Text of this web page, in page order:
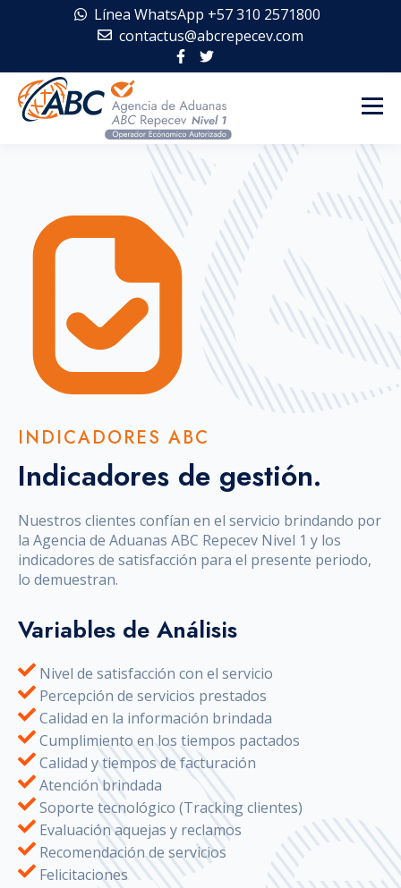
Línea WhatsApp +57 310 2571800
contactus@abcrepecev.com
INDICADORES ABC
Indicadores de gestión.
Nuestros clientes confían en el servicio brindando por
la Agencia de Aduanas ABC Repecev Nivel 1 y los
indicadores de satisfacción para el presente periodo,
lo demuestran.
Variables de Análisis
Nivel de satisfacción con el servicio
Percepción de servicios prestados
Calidad en la información brindada
Cumplimiento en los tiempos pactados
Calidad y tiempos de facturación
Atención brindada
Soporte tecnológico (Tracking clientes)
Evaluación aquejas y reclamos
Recomendación de servicios
Felicitaciones